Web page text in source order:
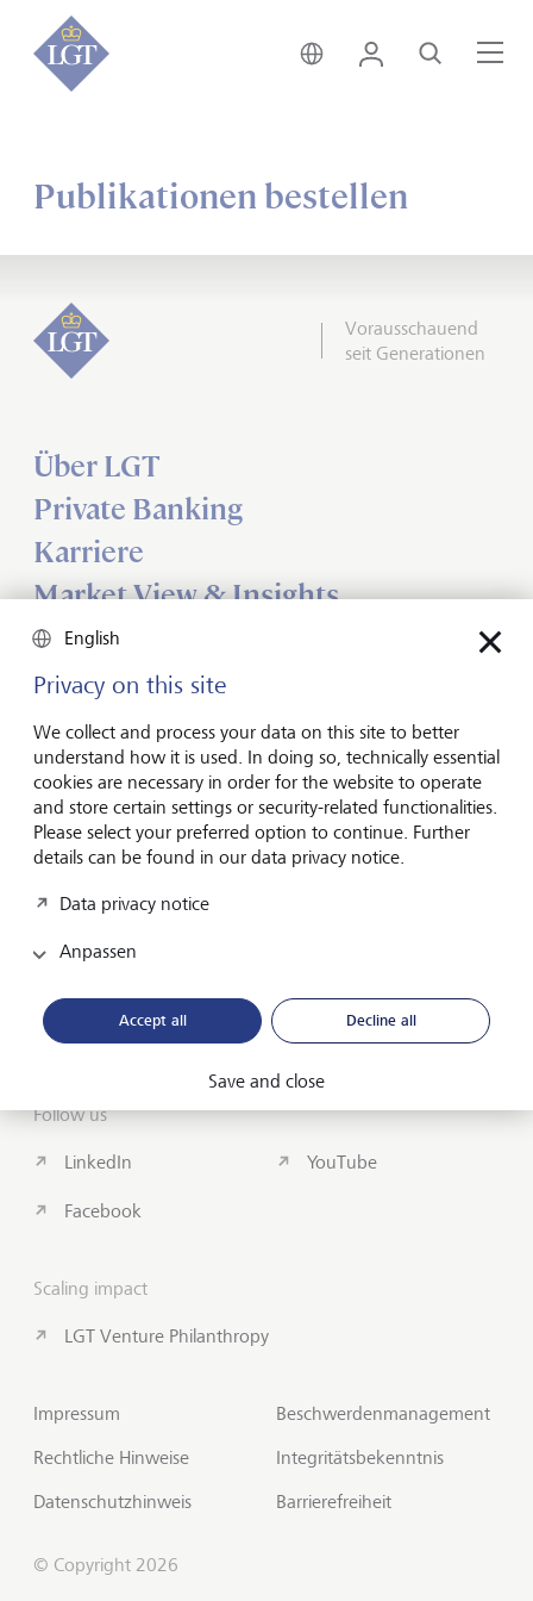
Deutschland • Deutsch
Login Suche
Publikationen bestellen
Vorausschauend
seit Generationen
Über LGT
Private Banking
Karriere
Market View & Insights
Publikationen
LGT weltweit
Unsere Newsletter - automatisch up to date
Die LGT Newsletter informieren Sie regelmässig über
Insights und Neuigkeiten aus den Bereichen Wirtschaft,
Finanzen und vieles mehr.
Zur Newsletter-Anmeldung
Follow us
LinkedIn
Facebook
YouTube
Scaling impact
LGT Venture Philanthropy
Impressum
Rechtliche Hinweise
Datenschutzhinweis
Beschwerdenmanagement
Integritätsbekenntnis
Barrierefreiheit
© Copyright 2026
English
Privacy on this site
We collect and process your data on this site to better
understand how it is used. In doing so, technically essential
cookies are necessary in order for the website to operate
and store certain settings or security-related functionalities.
Please select your preferred option to continue. Further
details can be found in our data privacy notice.
Data privacy notice
Anpassen
Accept all Decline all
Save and close